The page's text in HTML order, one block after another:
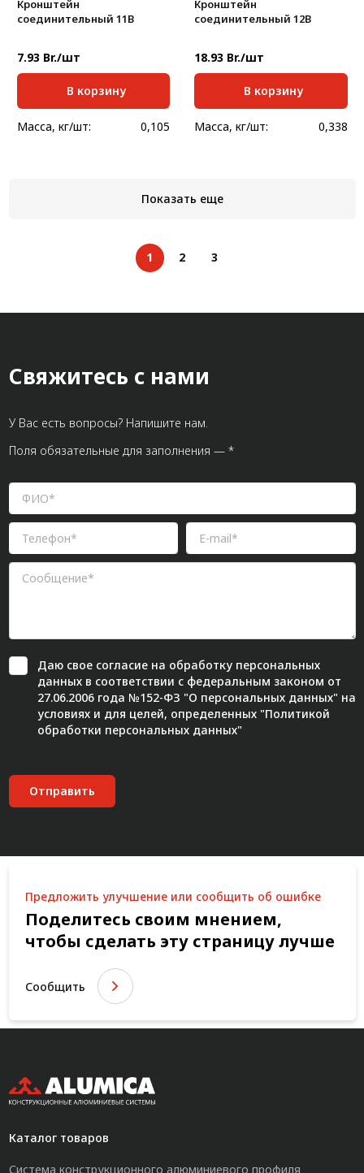
Кронштейн
соединительный 11В
7.93 Br./шт
В корзину
Масса, кг/шт: 0,105
Кронштейн
соединительный 12В
18.93 Br./шт
В корзину
Масса, кг/шт: 0,338
Показать еще
1 2 3
Свяжитесь с нами
У Вас есть вопросы? Напишите нам.
Поля обязательные для заполнения — *
Даю свое согласиена обработку персональных
данных в соответствии с федеральным законом от
27.06.2006 года №152-ФЗ "О персональных данных" на
условиях и для целей, определенных "Политикой
обработки персональных данных"
Отправить
Предложить улучшение или сообщить об ошибке
Поделитесь своим мнением,
чтобы сделать эту страницу лучше
Сообщить
Каталог товаров
Система конструкционного алюминиевого профиля